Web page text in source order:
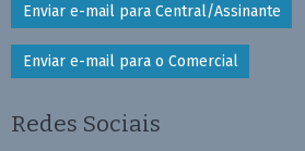
Enviar e-mail para Central/Assinante
Enviar e-mail para o Comercial
Redes Sociais